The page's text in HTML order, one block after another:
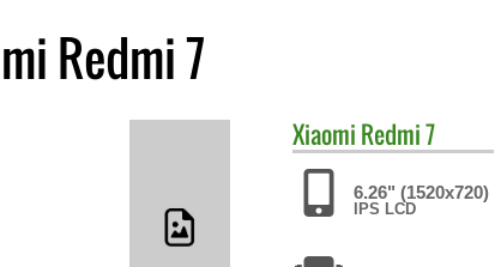
Redmi 7
Xiaomi Redmi 7
6.26" (1520x720)
IPS LCD